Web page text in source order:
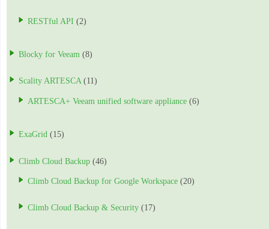
RESTful API (2)
Blocky for Veeam (8)
Scality ARTESCA(11)
ARTESCA+ Veeam unified software appliance (6)
ExaGrid (15)
Climb Cloud Backup (46)
Climb Cloud Backup for Google Workspace (20)
Climb Cloud Backup & Security (17)